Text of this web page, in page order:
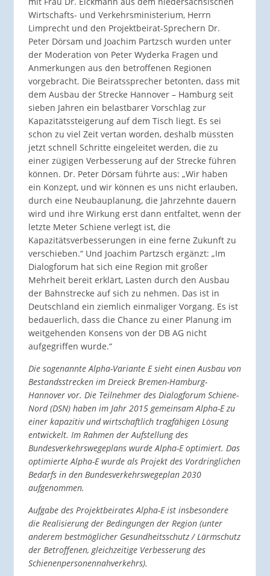
Wirtschafts- und Verkehrsministerium, Herrn
Limprecht und den Projektbeirat-Sprechern Dr.
Peter Dörsam und Joachim Partzsch wurden unter
der Moderation von Peter Wyderka Fragen und
Anmerkungen aus den betroffenen Regionen
vorgebracht. Die Beiratssprecher betonten, dass mit
dem Ausbau der Strecke Hannover – Hamburg seit
sieben Jahren ein belastbarer Vorschlag zur
Kapazitätssteigerung auf dem Tisch liegt. Es sei
schon zu viel Zeit vertan worden, deshalb müssten
jetzt schnell Schritte eingeleitet werden, die zu
einer zügigen Verbesserung auf der Strecke führen
können. Dr. Peter Dörsam führte aus: „Wir haben
ein Konzept, und wir können es uns nicht erlauben,
durch eine Neubauplanung, die Jahrzehnte dauern
wird und ihre Wirkung erst dann entfaltet, wenn der
letzte Meter Schiene verlegt ist, die
Kapazitätsverbesserungen in eine ferne Zukunft zu
verschieben.“ Und Joachim Partzsch ergänzt: „Im
Dialogforum hat sich eine Region mit großer
Mehrheit bereit erklärt, Lasten durch den Ausbau
der Bahnstrecke auf sich zu nehmen. Das ist in
Deutschland ein ziemlich einmaliger Vorgang. Es ist
bedauerlich, dass die Chance zu einer Planung im
weitgehenden Konsens von der DB AG nicht
aufgegriffen wurde.“
Die sogenannte Alpha-Variante E sieht einen Ausbau von
Bestandsstrecken im Dreieck Bremen-Hamburg-
Hannover vor. Die Teilnehmer des Dialogforum Schiene-
Nord (DSN) haben im Jahr 2015 gemeinsam Alpha-E zu
einer kapazitiv und wirtschaftlich tragfähigen Lösung
entwickelt. Im Rahmen der Aufstellung des
Bundesverkehrswegeplans wurde Alpha-E optimiert. Das
optimierte Alpha-E wurde als Projekt des Vordringlichen
Bedarfs in den Bundesverkehrswegeplan 2030
aufgenommen.
Aufgabe des Projektbeirates Alpha-E ist insbesondere
die Realisierung der Bedingungen der Region (unter
anderem bestmöglicher Gesundheitsschutz / Lärmschutz
der Betroffenen, gleichzeitige Verbesserung des
Schienenpersonennahverkehrs).